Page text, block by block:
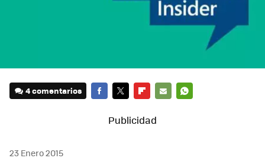
4 comentarios
MAIL
23 Enero 2015